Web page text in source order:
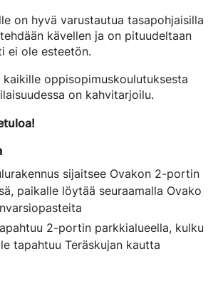
on hyvä varustautua tasapohjaisilla
kävellen ja on pituudeltaan
ei ole esteetön.
oppisopimuskoulutuksesta
on kahvitarjoilu.
sijaitsee Ovakon 2-portin
paikalle löytää seuraamalla Ovako
2-portin parkkialueella, kulku
tapahtuu Teräskujan kautta